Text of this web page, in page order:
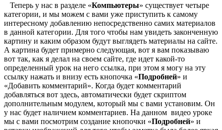
Теперь у нас в разделе «Компьютеры» существует четыре
категории, и мы можем с вами уже приступить к самому
интересному добавлению непосредственно самих материалов
в данной категории. Для того чтобы нам увидеть законченную
картину и каким образом будут выглядеть материалы на сайте.
А картина будет примерно следующая, вот я вам показываю
вот так, как я делал на своем сайте, где идет какой-то
определенный урок на него ссылка, при этом я могу на эту
ссылку нажать и внизу есть кнопочка «Подробней» и
«Добавить комментарий». Когда будет комментарий
добавляться вот здесь, автоматически будет скриптом
дополнительным модулем, который мы с вами установим. Он
у нас будет наличием комментариев. На данном видео уроке
мы с вами посмотрим создание кнопочки «Подробней» и